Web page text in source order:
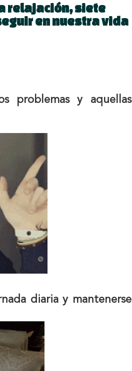
relajación, siete
en nuestra vida
problemas y aquellas
diaria y mantenerse